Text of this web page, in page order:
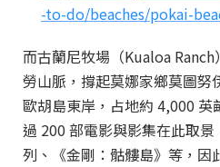
-to-do/beaches/pokai-
而古蘭尼牧場（Kualoa
勞山脈，撐起莫娜家鄉莫圖努
歐胡島東岸，占地約 4,000
過 200 部電影與影集在此取
列、《金剛：骷髏島》等，因